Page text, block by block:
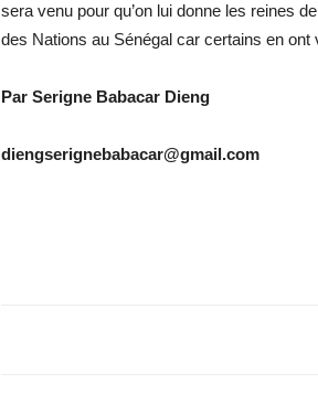
sera venu pour qu’on lui donne les reines
des Nations au Sénégal car certains en
Par Serigne Babacar Dieng
diengserignebabacar@gmail.com